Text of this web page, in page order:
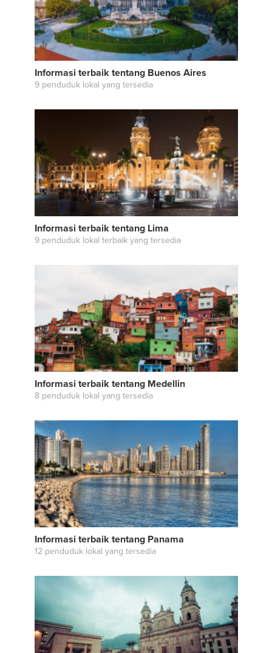
Informasi terbaik tentang Buenos Aires
9 penduduk lokal yang tersedia
Informasi terbaik tentang Lima
9 penduduk lokal terbaik yang tersedia
Informasi terbaik tentang Medellin
8 penduduk lokal yang tersedia
Informasi terbaik tentang Panama
12 penduduk lokal yang tersedia